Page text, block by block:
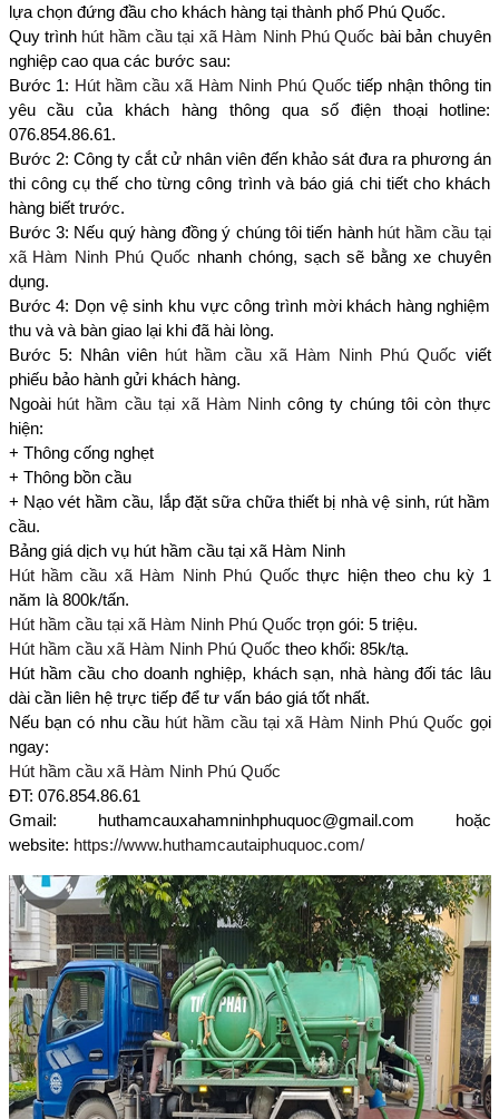
lựa chọn đứng đầu cho khách hàng tại thành phố Phú Quốc.
Quy trình hút hầm cầu tại xã Hàm Ninh Phú Quốc bài bản chuyên
nghiệp cao qua các bước sau:
Bước 1: Hút hầm cầu xã Hàm Ninh Phú Quốc tiếp nhận thông tin
yêu cầu của khách hàng thông qua số điện thoại hotline:
076.854.86.61.
Bước 2: Công ty cắt cử nhân viên đến khảo sát đưa ra phương án
thi công cụ thế cho từng công trình và báo giá chi tiết cho khách
hàng biết trước.
Bước 3: Nếu quý hàng đồng ý chúng tôi tiến hành hút hầm cầu tại
xã Hàm Ninh Phú Quốc nhanh chóng, sạch sẽ bằng xe chuyên
dụng.
Bước 4: Dọn vệ sinh khu vực công trình mời khách hàng nghiệm
thu và và bàn giao lại khi đã hài lòng.
Bước 5: Nhân viên hút hầm cầu xã Hàm Ninh Phú Quốc viết
phiếu bảo hành gửi khách hàng.
Ngoài hút hầm cầu tại xã Hàm Ninh công ty chúng tôi còn thực
hiện:
+ Thông cống nghẹt
+ Thông bồn cầu
+ Nạo vét hầm cầu, lắp đặt sữa chữa thiết bị nhà vệ sinh, rút hầm
cầu.
Bảng giá dịch vụ hút hầm cầu tại xã Hàm Ninh
Hút hầm cầu xã Hàm Ninh Phú Quốc thực hiện theo chu kỳ 1
năm là 800k/tấn.
Hút hầm cầu tại xã Hàm Ninh Phú Quốc trọn gói: 5 triệu.
Hút hầm cầu xã Hàm Ninh Phú Quốc theo khối: 85k/tạ.
Hút hầm cầu cho doanh nghiệp, khách sạn, nhà hàng đối tác lâu
dài cần liên hệ trực tiếp để tư vấn báo giá tốt nhất.
Nếu bạn có nhu cầu hút hầm cầu tại xã Hàm Ninh Phú Quốc gọi
ngay:
Hút hầm cầu xã Hàm Ninh Phú Quốc
ĐT: 076.854.86.61
Gmail: huthamcauxahamninhphuquoc@gmail.com hoặc
website: https://www.huthamcautaiphuquoc.com/